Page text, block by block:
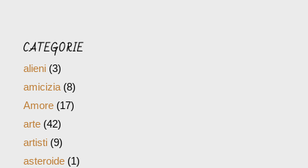
CATEGORIE
alieni(3)
amicizia(8)
Amore(17)
arte(42)
artisti(9)
asteroide(1)